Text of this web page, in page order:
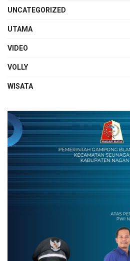
UNCATEGORIZED
UTAMA
VIDEO
VOLLY
WISATA